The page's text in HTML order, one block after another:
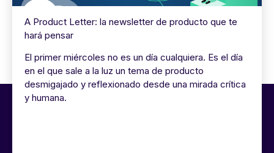
A Product Letter: la newsletter de producto que te
hará pensar
El primer miércoles no es un día cualquiera. Es el día
en el que sale a la luz un tema de producto
desmigajado y reflexionado desde una mirada crítica
y humana.